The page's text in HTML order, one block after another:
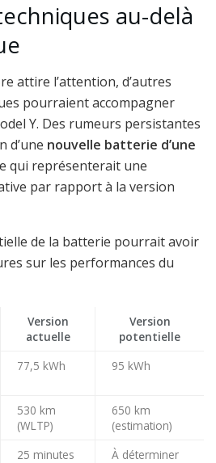
au-delà
attire l’attention, d’autres
pourraient accompagner
Y. Des rumeurs persistantes
d’une nouvelle batterie d’une
qui représenterait une
par rapport à la version
de la batterie pourrait avoir
sur les performances du
Version
actuelle
Version
potentielle
77,5 kWh 95 kWh
530 km
(WLTP)
650 km
(estimation)
25 minutes À déterminer